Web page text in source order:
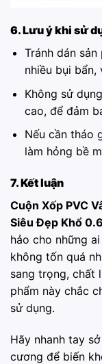
6. Lưu ý khi sử
Tránh dán
nhiều bụi bẩn,
Không sử
cao, để đảm
Nếu cần tháo
làm hỏng bề
7. Kết luận
Cuộn Xốp PVC
Siêu Đẹp Khổ
hảo cho những
không tốn quá
sang trọng, chất
phẩm này chắc
sử dụng.
Hãy nhanh tay
cương để biến